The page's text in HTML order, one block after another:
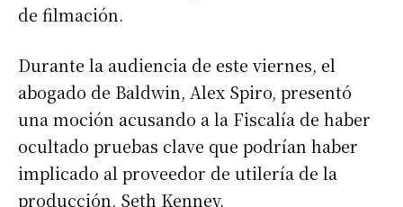
de filmación.
Durante la audiencia de este viernes, el
abogado de Baldwin, Alex Spiro, presentó
una moción acusando a la Fiscalía de haber
ocultado pruebas clave que podrían haber
implicado al proveedor de utilería de la
producción, Seth Kenney.